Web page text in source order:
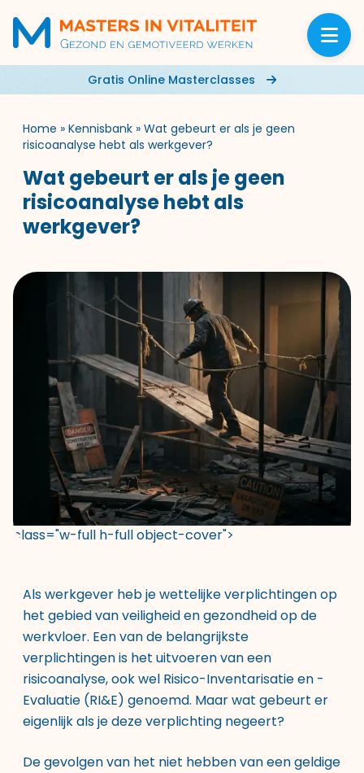
Gratis Online Masterclasses
Home » Kennisbank » Wat gebeurt er als je geen
risicoanalyse hebt als werkgever?
Wat gebeurt er als je geen
risicoanalyse hebt als
werkgever?
class="w-full h-full object-cover">
Als werkgever heb je wettelijke verplichtingen op
het gebied van veiligheid en gezondheid op de
werkvloer. Een van de belangrijkste
verplichtingen is het uitvoeren van een
risicoanalyse, ook wel Risico-Inventarisatie en -
Evaluatie (RI&E) genoemd. Maar wat gebeurt er
eigenlijk als je deze verplichting negeert?
De gevolgen van het niet hebben van een geldige